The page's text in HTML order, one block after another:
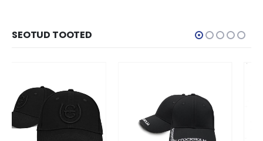
SEOTUD TOOTED